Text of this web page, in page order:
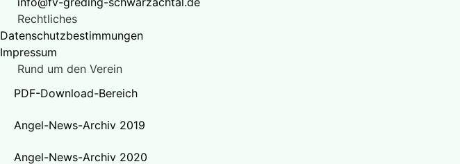
Rechtliches
Datenschutzbestimmungen
Impressum
Rund um den Verein
PDF-Download-Bereich
Angel-News-Archiv 2019
Angel-News-Archiv 2020